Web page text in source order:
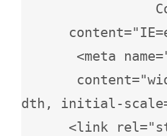
<meta
width, initial-
<link